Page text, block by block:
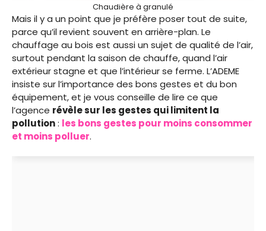
Chaudière à granulé
Mais il y a un point que je préfère poser tout de suite,
parce qu’il revient souvent en arrière-plan. Le
chauffage au bois est aussi un sujet de qualité de l’air,
surtout pendant la saison de chauffe, quand l’air
extérieur stagne et que l’intérieur se ferme. L’ADEME
insiste sur l’importance des bons gestes et du bon
équipement, et je vous conseille de lire ce que
l’agence révèle sur les gestes qui limitent la
pollution: les bons gestes pour moins consommer
et moins polluer.